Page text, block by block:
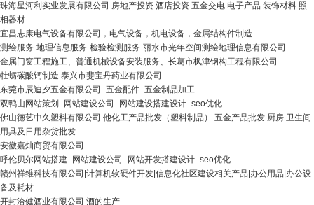
珠海星河利实业发展有限公司 房地产投资 酒店投资 五金交电 电子产品 装饰材料 照
相器材
宜昌志康电气设备有限公司，电气设备，机电设备，金属结构件制造
测绘服务-地理信息服务-检验检测服务-丽水市光年空间测绘地理信息有限公司
金属门窗工程施工、普通机械设备安装服务、长葛市枫津钢构工程有限公司
牡蛎碳酸钙制造 泰兴市斐宝丹药业有限公司
东莞市辰迪夕五金有限公司_五金配件_五金制品加工
双鸭山网站策划_网站建设公司_网站建设搭建设计_seo优化
佛山德艺中久塑料有限公司 他化工产品批发（塑料制品） 五金产品批发 厨房 卫生间
用具及日用杂货批发
安徽嘉灿商贸有限公司
呼伦贝尔网站搭建_网站建设公司_网站开发搭建设计_seo优化
赣州祥维科技有限公司|计算机软硬件开发|信息化社区建设相关产品|办公用品|办公设
备及耗材
开封洽健酒业有限公司 酒的生产